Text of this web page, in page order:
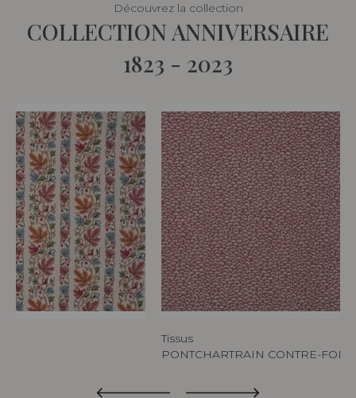
Découvrez la collection
COLLECTION ANNIVERSAIRE
1823 - 2023
Tissus
PONTCHARTRAIN CONTRE-FOND